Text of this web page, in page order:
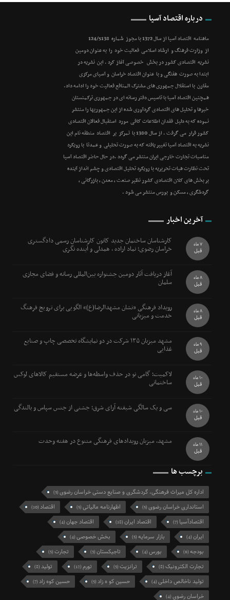
درباره اقتصاد آسیا
ماهنامه اقتصاد آسیا از سال 1372 با مجوز شماره 124/5138
از وزارت فرهنگ و ارشاد اسلامی فعالیت خود را به عنوان دومین
نشریه اقتصادی کشور در بخش خصوصی آغاز کرد . این نشریه در
ابتدا به صورت هفتگی و با عنوان اقتصاد خراسان و آسیای مرکزی
مقارن با استقلال جمهوری های مشترک المنافع فعالیت خود را ادامه داد.
همچنین اقتصاد آسیا با تاسیس دفتر رسانه ای در جمهوری ترکمنستان
خبرها و تحلیل های اقتصادی گردآوری شده از این جمهوریها را منتشر
نموده که به دلیل فقدان اطلاعات کافی مورد استقبال فعالان اقتصادی
کشور قرار می گرفت . از سال 1380 با تمرکز بر اقتصاد منطقه نام این
نشریه به اقتصاد آسیا تغییر یافته که به صورت تحلیلی و عمدتا با رویکرد
مناسبات تجارت خارجی ایران منتشر می گردد .در حال حاضر اقتصاد آسیا
تحت نظارت هیات تحریریه با رویکرد تحلیل اقتصادی و چشم انداز آینده
بر بخش های کلان اقتصادی کشور نظیر صنعت ، معدن ، بازرگانی ،
گردشگری ، مسکن و بورس منتشر می شود .
آخرین اخبار
کارشناسان ساختمان جدید کانون کارشناسان رسمی دادگستری
خراسان رضوی؛ نماد اراده ، همدلی و آینده نگری 7 ماه
قبل
آغاز دریافت آثار دومین جشنواره بین‌المللی رسانه و فضای مجازی
سلمان 8 ماه
قبل
رویداد فرهنگی «نشان مشهدالرضا(ع)» الگویی برای ترویج فرهنگ
خدمت و میزبانی 8 ماه
قبل
مشهد میزبان ۱۳۵ شرکت در دو نمایشگاه تخصصی چاپ و صنایع
غذایی 9 ماه
قبل
لاکمیت؛ گامی نو در حذف واسطه‌ها و عرضه مستقیم کالاهای لوکس
ساختمانی 10 ماه
قبل
سی و یک سالگی شیفته آرای شرق؛ جشنی از جنس سپاس و بالندگی 10 ماه
قبل
مشهد، میزبان رویدادهای فرهنگی متنوع در هفته وحدت 11 ماه
قبل
برچسب ها
اداره کل میراث فرهنگی، گردشگری و صنایع دستی خراسان رضوی(3)
استانداری خراسان رضوی(5) اظهارنامه مالیاتی(5) اقتصاد(10)
اقتصادآسیا (7) اقتصاد ایران(18) اقتصاد جهان(4)
ایران(4) بازار سرمایه(5) بخش خصوصی(4)
بودجه(6) بورس(4) تاجیکستان(3) تجارت(5)
تجارت الکترونیک(8) ترانزیت(5) تورم(12) تولید(8)
تولید ناخالص داخلی(4) حسین کو ه زاد(5) حسین کوه زاد(7)
خراسان رضوی(4)